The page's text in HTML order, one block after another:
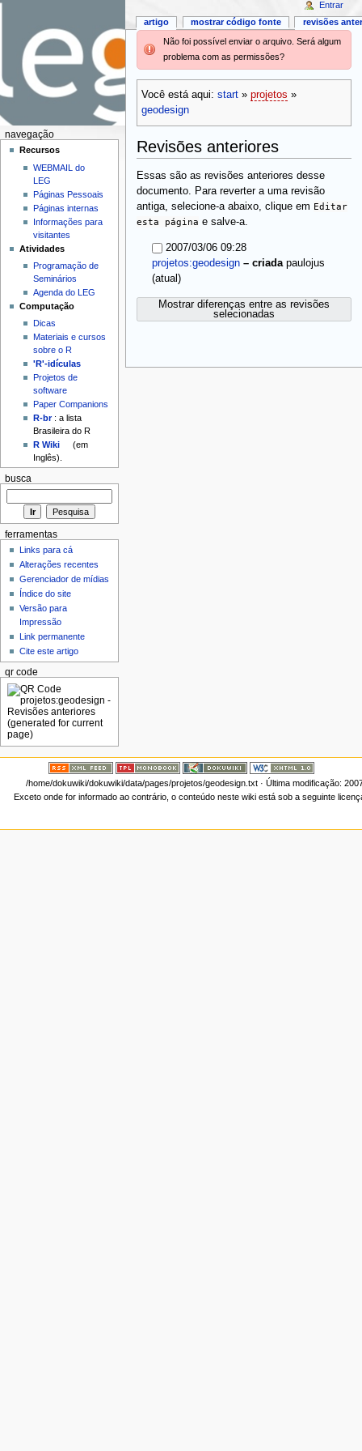
Não foi possível enviar o arquivo. Será algum
problema com as permissões?
Você está aqui: start» projetos »
geodesign
Revisões anteriores
Essas são as revisões anteriores desse
documento. Para reverter a uma revisão
antiga, selecione-a abaixo, clique em Editar
esta página e salve-a.
2007/03/06 09:28
projetos:geodesign – criada paulojus
(atual)
Mostrar diferenças entre as revisões
selecionadas
artigo mostrar código fonte revisões
Entrar
navegação
Recursos
WEBMAIL do
LEG
Páginas Pessoais
Páginas internas
Informações para
visitantes
Atividades
Programação de
Seminários
Agenda do LEG
Computação
Dicas
Materiais e cursos
sobre o R
'R'-idículas
Projetos de
software
Paper Companions
R-br: a lista
Brasileira do R
R Wiki
(em
Inglês).
busca
ferramentas
Links para cá
Alterações recentes
Gerenciador de mídias
Índice do site
Versão para
Impressão
Link permanente
Cite este artigo
qr code
/home/dokuwiki/dokuwiki/data/pages/projetos/geodesign.txt· Última modificação:
Exceto onde for informado ao contrário, o conteúdo neste wiki está sob a seguinte